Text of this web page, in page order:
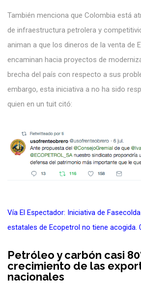
También menciona que Colombia está
de infraestructura petrolera y
animan a que los dineros de la venta de
encaminan hacia proyectos de
brecha del país con respecto a sus
embargo, esta iniciativa a no ha sido
quien en un tuit citó:
Vía El Espectador: Iniciativa de
estatales de Ecopetrol no tiene acogida.
Petróleo y carbón casi
crecimiento de las
nacionales